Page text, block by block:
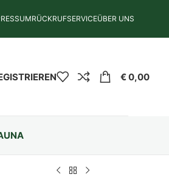
RÜCKRUFSERVICEÜBER UNS
€0,00